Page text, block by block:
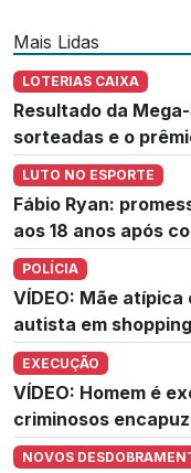
Mais Lidas
LOTERIAS CAIXA
Resultado da
sorteadas e o
LUTO NO ESPORTE
Fábio Ryan:
aos 18 anos após
POLÍCIA
VÍDEO: Mãe
autista em
EXECUÇÃO
VÍDEO: Homem é
criminosos
NOVOS